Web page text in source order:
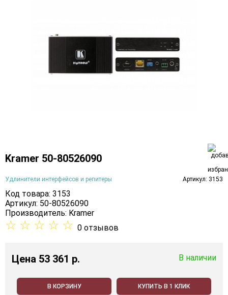
Kramer 50-80526090
Удлинители интерфейсов и репитеры Артикул: 3153
Код товара: 3153
Артикул: 50-80526090
Производитель: Kramer
☆ ☆ ☆ ☆ ☆ 0 отзывов
Цена 53 361 p. В наличии
В КОРЗИНУ КУПИТЬ В 1 КЛИК